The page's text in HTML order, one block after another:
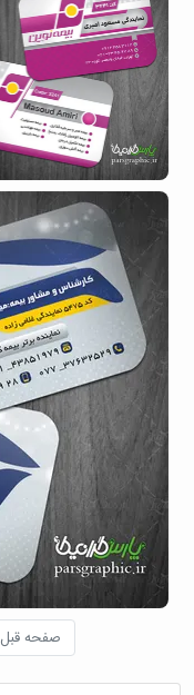
صفحه قبل